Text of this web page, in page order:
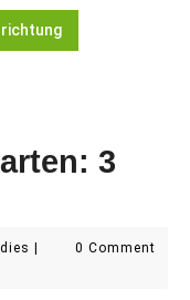
3
Garten 0 Comment